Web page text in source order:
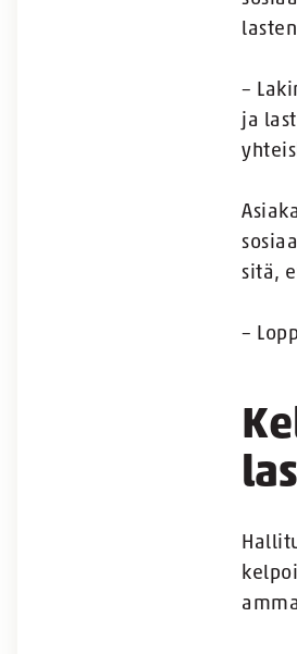
–
ja
sitä,
–